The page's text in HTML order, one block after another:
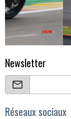
Newsletter
Réseaux sociaux